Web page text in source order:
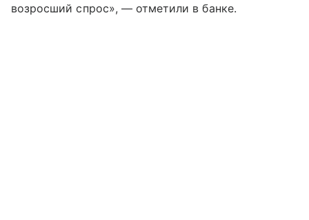
возросший спрос», — отметили в банке.